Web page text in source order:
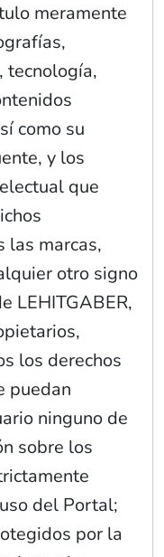
meramente
tecnología,
como su
y los
que
las marcas,
otro signo
LEHITGABER,
los derechos
puedan
ninguno de
sobre los
del Portal;
por la